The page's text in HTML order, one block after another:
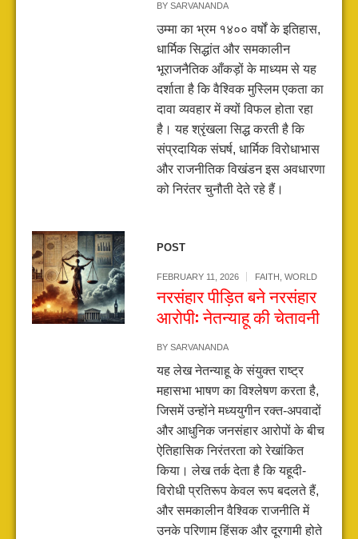
BY SARVANANDA
उम्मा का भ्रम १४०० वर्षों के इतिहास,
धार्मिक सिद्धांत और समकालीन
भूराजनैतिक आँकड़ों के माध्यम से यह
दर्शाता है कि वैश्विक मुस्लिम एकता का
दावा व्यवहार में क्यों विफल होता रहा
है। यह श्रृंखला सिद्ध करती है कि
संप्रदायिक संघर्ष, धार्मिक विरोधाभास
और राजनीतिक विखंडन इस अवधारणा
को निरंतर चुनौती देते रहे हैं।
POST
FEBRUARY 11, 2026 FAITH WORLD
नरसंहार पीड़ित बने नरसंहार
आरोपी: नेतन्याहू की चेतावनी
BY SARVANANDA
यह लेख नेतन्याहू के संयुक्त राष्ट्र
महासभा भाषण का विश्लेषण करता है,
जिसमें उन्होंने मध्ययुगीन रक्त-अपवादों
और आधुनिक जनसंहार आरोपों के बीच
ऐतिहासिक निरंतरता को रेखांकित
किया। लेख तर्क देता है कि यहूदी-
विरोधी प्रतिरूप केवल रूप बदलते हैं,
और समकालीन वैश्विक राजनीति में
उनके परिणाम हिंसक और दूरगामी होते